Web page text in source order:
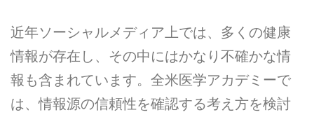
近年ソーシャルメディア上では、多くの健康
情報が存在し、その中にはかなり不確かな情
報も含まれています。全米医学アカデミーで
は、情報源の信頼性を確認する考え方を検討